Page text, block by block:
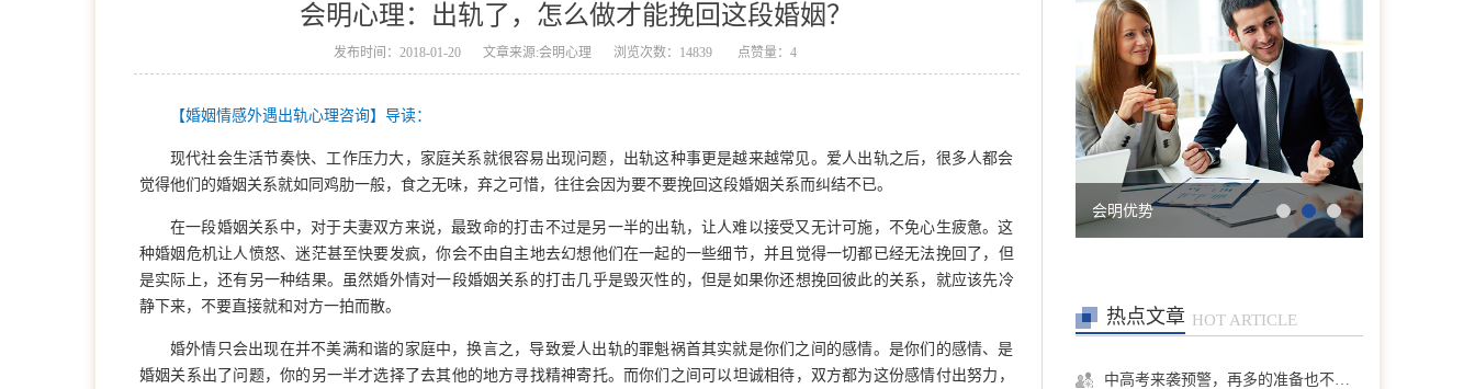
会明心理：出轨了，怎么做才能挽回这段婚姻？
发布时间：2018-01-20 文章来源:会明心理 浏览次数：14839 点赞量：4
【婚姻情感外遇出轨心理咨询】导读：
现代社会生活节奏快、工作压力大，家庭关系就很容易出现问题，出轨这种事更是越来越常见。爱人出轨之后，很多人都会
觉得他们的婚姻关系就如同鸡肋一般，食之无味，弃之可惜，往往会因为要不要挽回这段婚姻关系而纠结不已。
在一段婚姻关系中，对于夫妻双方来说，最致命的打击不过是另一半的出轨，让人难以接受又无计可施，不免心生疲惫。这
种婚姻危机让人愤怒、迷茫甚至快要发疯，你会不由自主地去幻想他们在一起的一些细节，并且觉得一切都已经无法挽回了，但
是实际上，还有另一种结果。虽然婚外情对一段婚姻关系的打击几乎是毁灭性的，但是如果你还想挽回彼此的关系，就应该先冷
静下来，不要直接就和对方一拍而散。
婚外情只会出现在并不美满和谐的家庭中，换言之，导致爱人出轨的罪魁祸首其实就是你们之间的感情。是你们的感情、是
婚姻关系出了问题，你的另一半才选择了去其他的地方寻找精神寄托。而你们之间可以坦诚相待，双方都为这份感情付出努力，
学院简介
热点文章 HOT ARTICLE
中高考来袭预警，再多的准备也不嫌多，这一份考生福利等你来拿
张艳萍首席咨询师
擅长：儿童青少年、亲子沟
通与亲职教育、恋爱婚姻与
亲密关系
在线预约 >>
孙月芬首席咨询师
张洪 首席咨询师